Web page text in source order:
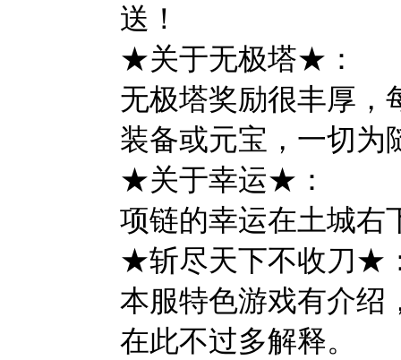
送！
★关于无极塔★：
无极塔奖励很丰厚，
装备或元宝，一切为
★关于幸运★：
项链的幸运在土城右
★斩尽天下不收刀★
本服特色游戏有介绍
在此不过多解释。